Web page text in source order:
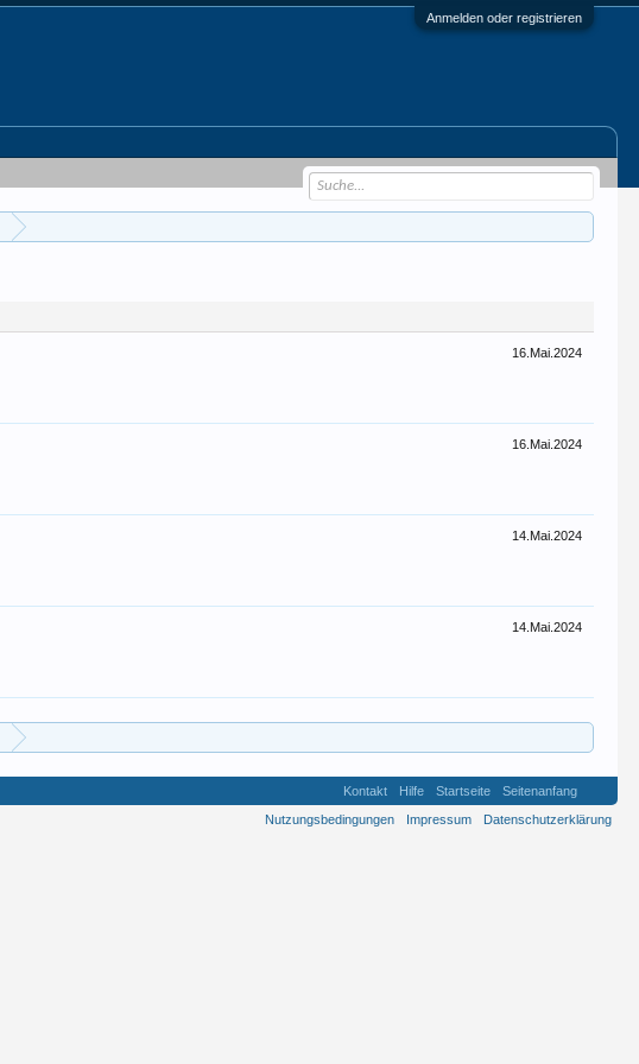
Anmelden oder registrieren
16.Mai.2024
16.Mai.2024
14.Mai.2024
14.Mai.2024
Kontakt Hilfe Startseite
Seitenanfang
Nutzungsbedingungen
Impressum Datenschutzerklärung